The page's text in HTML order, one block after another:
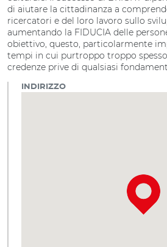
di aiutare la cittadinanza a
ricercatori e del loro lavoro sullo
aumentando la FIDUCIA delle
obiettivo, questo, particolarmente
tempi in cui purtroppo troppo
credenze prive di qualsiasi
INDIRIZZO